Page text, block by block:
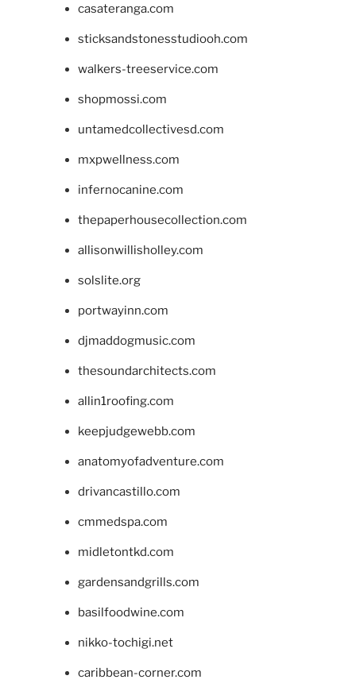
casateranga.com
sticksandstonesstudiooh.com
walkers-treeservice.com
shopmossi.com
untamedcollectivesd.com
mxpwellness.com
infernocanine.com
thepaperhousecollection.com
allisonwillisholley.com
solslite.org
portwayinn.com
djmaddogmusic.com
thesoundarchitects.com
allin1roofing.com
keepjudgewebb.com
anatomyofadventure.com
drivancastillo.com
cmmedspa.com
midletontkd.com
gardensandgrills.com
basilfoodwine.com
nikko-tochigi.net
caribbean-corner.com